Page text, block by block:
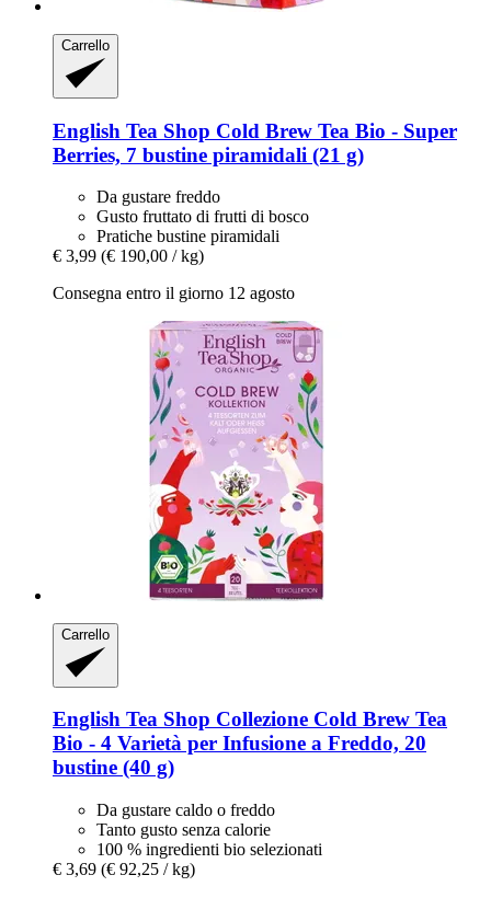
Carrello
English Tea Shop Cold Brew Tea Bio -​ Super
Berries, 7 bustine piramidali (21 g)
Da gustare freddo
Gusto fruttato di frutti di bosco
Pratiche bustine piramidali
€ 3,99 (€ 190,00 / kg)
Consegna entro il giorno 12 agosto
Carrello
English Tea Shop Collezione Cold Brew Tea
Bio -​ 4 Varietà per Infusione a Freddo, 20
bustine (40 g)
Da gustare caldo o freddo
Tanto gusto senza calorie
100 % ingredienti bio selezionati
€ 3,69 (€ 92,25 / kg)